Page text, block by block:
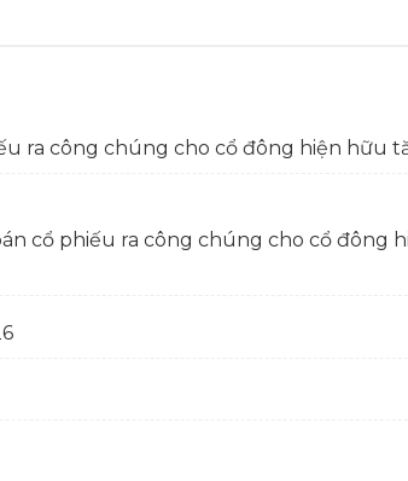
ra công chúng cho cổ đông hiện hữu
cổ phiếu ra công chúng cho cổ đông